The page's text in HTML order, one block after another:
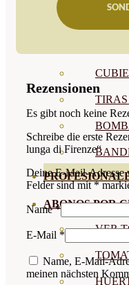
ABONOS POR
VER
Rezensionen
Es gibt noch keine
Schreibe die erste
lunga di Firenze“
Deine E-Mail-
Felder sind mit*
Name*
E-Mail *
Name, E-Mail-
meinen nächsten